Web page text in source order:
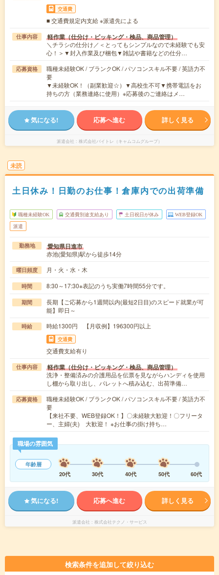
交通費
■ 交通費規定内支給 ※派遣先による
仕事内容 軽作業（仕分け・ピッキング・検品、商品管理）
＼チラシの仕分け／＜とってもシンプルなので未経験でも安
心！＞▼封入作業及び梱包▼雑誌や書籍などの仕分…
応募資格
職種未経験OK / ブランクOK / パソコンスキル不要 / 英語力不
要
▼未経験OK！（副業歓迎☆）▼高校生不可▼携帯電話をお
持ちの方（業務連絡に使用）※応募後のご連絡はメ…
気になる! 応募へ進む 詳しく見る
派遣会社 株式会社バイトレ（キャムコムグループ）
未読
土日休み！日勤のお仕事！倉庫内での出荷準備
職種未経験OK 交通費別途支給あり 土日祝日が休み WEB登録OK
派遣
勤務地 愛知県日進市
赤池(愛知県)駅から徒歩14分
曜日頻度 月・火・水・木
時間 8:30～17:30※表記のうち実働7時間55分です。
期間
長期【ご応募から1週間以内(最短2日目)のスピード就業が可
能】即日～
時給 時給1300円 【月収例】196300円以上
交通費
交通費支給有り
仕事内容 軽作業（仕分け・ピッキング・検品、商品管理）
洗浄・整備済みの介護用品を伝票を見ながらハンディを使用
し棚から取り出し、パレットへ積み込む、出荷準備…
応募資格
職種未経験OK / ブランクOK / パソコンスキル不要 / 英語力不
要
【来社不要、WEB登録OK！】〇未経験大歓迎！〇フリータ
ー、主婦(夫) 大歓迎！ ※お仕事の掛け持ち…
職場の雰囲気
年齢層
20代
30代 40代 50代 60代
気になる! 応募へ進む 詳しく見る
派遣会社 株式会社テクノ・サービス
検索条件を追加して絞り込む